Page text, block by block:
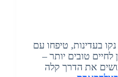
בעדינות, טיפחו עם
טובים יותר –
את הדרך קלה